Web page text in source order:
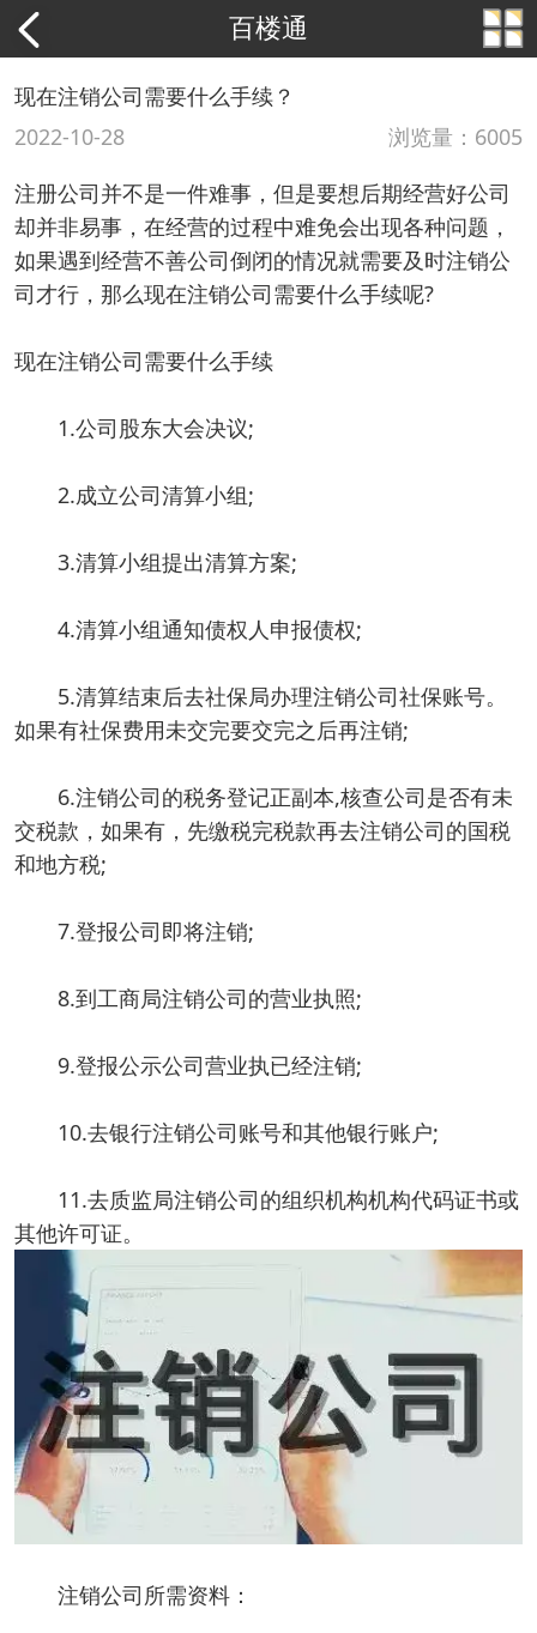
百楼通
现在注销公司需要什么手续？
2022-10-28
浏览量：6005
注册公司并不是一件难事，但是要想后期经营好公司
却并非易事，在经营的过程中难免会出现各种问题，
如果遇到经营不善公司倒闭的情况就需要及时注销公
司才行，那么现在注销公司需要什么手续呢?
现在注销公司需要什么手续
1.公司股东大会决议;
2.成立公司清算小组;
3.清算小组提出清算方案;
4.清算小组通知债权人申报债权;
5.清算结束后去社保局办理注销公司社保账号。
如果有社保费用未交完要交完之后再注销;
6.注销公司的税务登记正副本,核查公司是否有未
交税款，如果有，先缴税完税款再去注销公司的国税
和地方税;
7.登报公司即将注销;
8.到工商局注销公司的营业执照;
9.登报公示公司营业执已经注销;
10.去银行注销公司账号和其他银行账户;
11.去质监局注销公司的组织机构机构代码证书或
其他许可证。
注销公司所需资料：